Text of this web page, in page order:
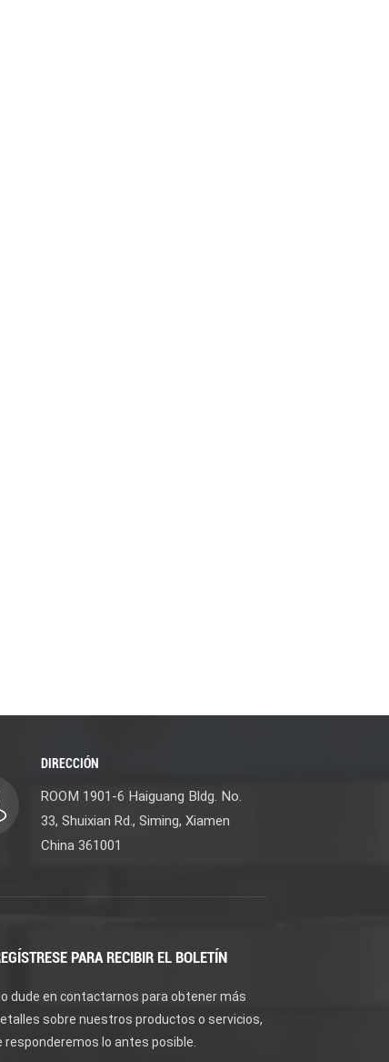
DIRECCIÓN
ROOM 1901-6 Haiguang Bldg. No.
33, Shuixian Rd., Siming, Xiamen
China 361001
PARA RECIBIR EL BOLETÍN
dude en contactarnos para obtener más
sobre nuestros productos o servicios,
responderemos lo antes posible.